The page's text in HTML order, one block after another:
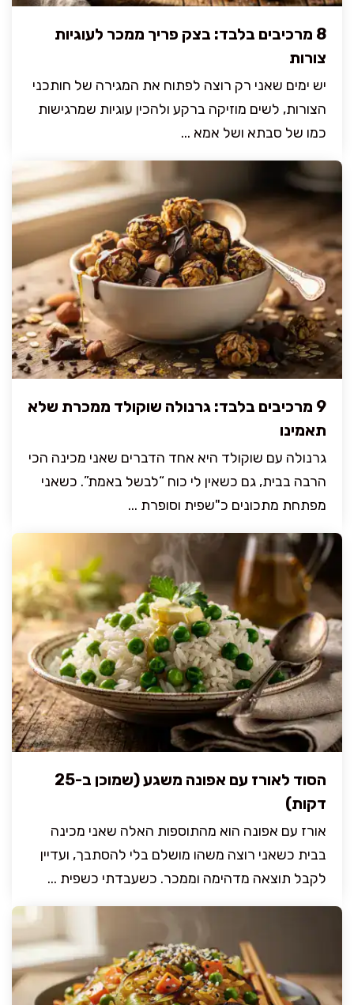
8 מרכיבים בלבד: בצק פריך ממכר לעוגיות
צורות
יש ימים שאני רק רוצה לפתוח את המגירה של חותכני
הצורות, לשים מוזיקה ברקע ולהכין עוגיות שמרגישות
כמו של סבתא ושל אמא ...
9 מרכיבים בלבד: גרנולה שוקולד ממכרת שלא
תאמינו
גרנולה עם שוקולד היא אחד הדברים שאני מכינה הכי
הרבה בבית, גם כשאין לי כוח “לבשל באמת”. כשאני
מפתחת מתכונים כ"שפית וסופרת ...
הסוד לאורז עם אפונה משגע (שמוכן ב-25
דקות)
אורז עם אפונה הוא מהתוספות האלה שאני מכינה
בבית כשאני רוצה משהו מושלם בלי להסתבך, ועדיין
לקבל תוצאה מדהימה וממכר. כשעבדתי כשפית ...